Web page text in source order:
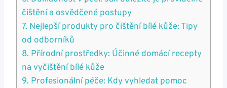
čištění a osvědčené postupy
7. ​Nejlepší produkty pro čištění bílé kůže: Tipy
od odborníků
8. Přírodní prostředky: Účinné domácí recepty
na vyčištění bílé kůže
9. ‌Profesionální péče: Kdy vyhledat pomoc